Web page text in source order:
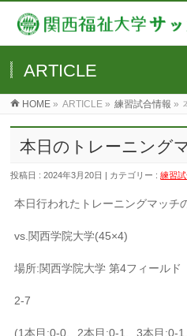
ARTICLE
HOME » ARTICLE » 練習試合情報 »
本日のトレーニング
投稿日 : 2024年3月20日 | カテゴリー :練習
本日行われたトレーニングマッチ
vs.関西学院大学(45×4)
場所:関西学院大学 第4フィールド
2-7
(1本目:0-0、2本目:0-1、3本目:0-